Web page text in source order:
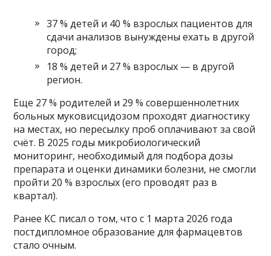
37 % детей и 40 % взрослых пациентов для
сдачи анализов вынуждены ехать в другой
город;
18 % детей и 27 % взрослых — в другой
регион.
Еще 27 % родителей и 29 % совершеннолетних
больных муковисцидозом проходят диагностику
на местах, но пересылку проб оплачивают за свой
счёт. В 2025 годы микробиологический
мониторинг, необходимый для подбора дозы
препарата и оценки динамики болезни, не смогли
пройти 20 % взрослых (его проводят раз в
квартал).
Ранее КС писал о том, что с 1 марта 2026 года
постдипломное образование для фармацевтов
стало очным.